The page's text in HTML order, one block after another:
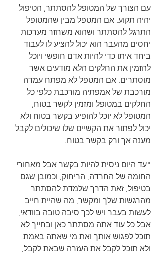
עם הצורך של המטופל להסתתר, הטיפול
יהיה תקוע. אם המטפל מבין שהמטופל
התרגל להסתתר ושהוא משחזר מערכות
יחסים מהעבר הוא יכול להציע לו לעבוד
ביחד איתו כדי להיות אדם חופשי ויוכל
להזמין את החלקים הלא מודעים אשר
מוסתרים. אם המטפל לא מפתח עמדה
מורכבת של אמפתיה מורכבת כלפי כל
החלקים במטופל ומזמין לקשר בטוח,
המטופל לא יוכל להופיע בקשר בטוח ולא
יכול לפתור את הקשיים שלו שיכולים לקבל
מענה אך ורק בקשר בטוח.
"עד היום ניסית להיות בקשר אבל מאחורי
החומה של החרדה, הריחוק, וכמובן שגם
בטיפול, זאת הדרך שלמדת להסתתר
מהרגשות שלך ומקשר, מה שהיית חייב
לעשות בעבר ויש לכך סיבה טובה בוודאי,
אבל כל עוד אתה מסתתר כאן ובחייך לא
תוכל לפגוש אותך ואת מי שאתה באמת
ולא תוכל לקבל את העזרה שבאת לקבל,